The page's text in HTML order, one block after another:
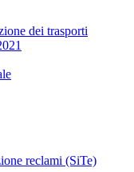
dei trasporti
reclami (SiTe)